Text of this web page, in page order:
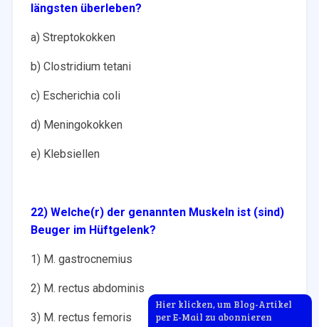
längsten überleben?
a) Streptokokken
b) Clostridium tetani
c) Escherichia coli
d) Meningokokken
e) Klebsiellen
22) Welche(r) der genannten Muskeln ist (sind)
Beuger im Hüftgelenk?
1) M. gastrocnemius
2) M. rectus abdominis
3) M. rectus femoris
Hier klicken, um Blog-Artikel
per E-Mail zu abonnieren